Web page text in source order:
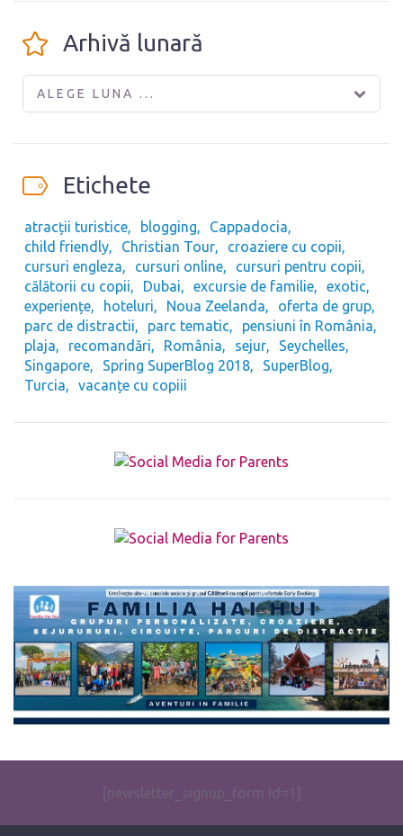
Arhivă lunară
ALEGE LUNA ...
Etichete
atracții turistice blogging
Cappadocia
child friendly
Christian Tour
croaziere cu copii
cursuri engleza
cursuri online
cursuri pentru copii
călătorii cu copii
Dubai excursie de familie
exotic
experiențe
hoteluri Noua Zeelanda
oferta de grup
parc de distractii
parc tematic
pensiuni în România
plaja
recomandări România sejur
Seychelles
Singapore
Spring SuperBlog 2018
SuperBlog
Turcia
vacanțe cu copiii
The form you have selected does not exist.
[newsletter_signup_form id=1]